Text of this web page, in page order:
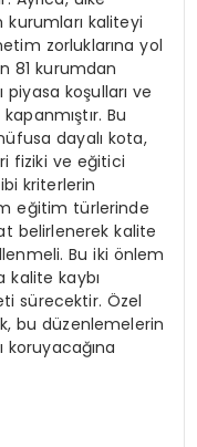
kaliteyi
zorluklarına yol
81 kurumdan
koşulları ve
Bu
dayalı kota,
fiziki ve eğitici
kriterlerin
eğitim türlerinde
belirlenerek kalite
Bu iki önlem
kalite kaybı
sürecektir. Özel
bu düzenlemelerin